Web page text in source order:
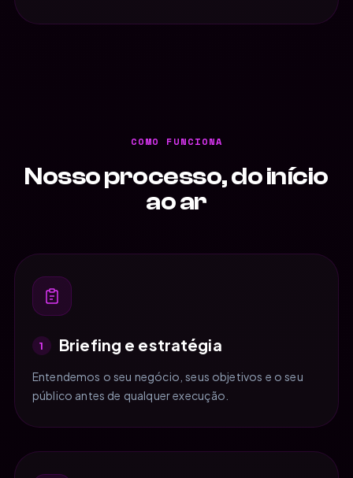
COMO FUNCIONA
Nosso processo, do início
ao ar
1 Briefing e estratégia
Entendemos o seu negócio, seus objetivos e o seu
público antes de qualquer execução.